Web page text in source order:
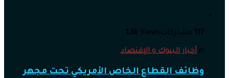
117 مشاركات 1.3k Views
in أخبار البنوك و الإقتصاد
وظائف القطاع الخاص الأمريكي تحت مجهر